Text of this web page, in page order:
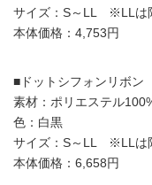
サイズ：S～LL ※LLは
本体価格：4,753円
■ドットシフォンリボン
素材：ポリエステル
色：白黒
サイズ：S～LL ※LLは
本体価格：6,658円